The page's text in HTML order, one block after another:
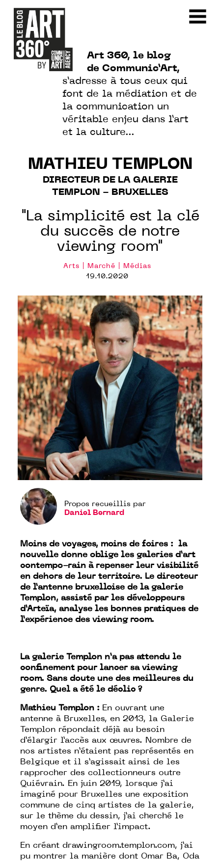
Art 360, le blog
de Communic’Art,
s’adresse à tous ceux qui
font de la médiation et de
la communication un
véritable enjeu dans l’art
et la culture…
MATHIEU TEMPLON
DIRECTEUR DE LA GALERIE
TEMPLON - BRUXELLES
"La simplicité est la clé
du succès de notre
viewing room"
Arts | Marché | Médias
19.10.2020
Propos recueillis par
Daniel Bernard
Moins de voyages, moins de foires : la
nouvelle donne oblige les galeries d’art
contempo-rain à repenser leur visibilité
en dehors de leur territoire. Le directeur
de l’antenne bruxelloise de la galerie
Templon, assisté par les développeurs
d’Arteïa, analyse les bonnes pratiques de
l’expérience des viewing room.
La galerie Templon n’a pas attendu le
confinement pour lancer sa viewing
room. Sans doute une des meilleures du
genre. Quel a été le déclic ?
Mathieu Templon : En ouvrant une
antenne à Bruxelles, en 2013, la Galerie
Templon répondait déjà au besoin
d’élargir l’accès aux œuvres. Nombre de
nos artistes n’étaient pas représentés en
Belgique et il s’agissait ainsi de les
rapprocher des collectionneurs outre
Quiévrain. En juin 2019, lorsque j’ai
imaginé pour Bruxelles une exposition
commune de cinq artistes de la galerie,
sur le thème du dessin, j’ai cherché le
moyen d’en amplifier l’impact.
En créant drawingroom.templon.com, j’ai
pu montrer la manière dont Omar Ba, Oda